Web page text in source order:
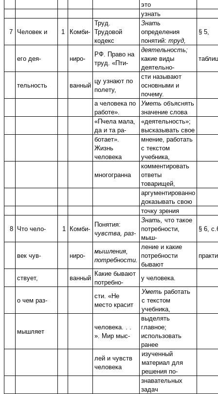
это
узнать
7 Человек и 1 Комби-
Труд.
Трудовой
кодекс
Знать
определения
понятий: труд,
§ 5,
его дея- ниро-
РФ. Право на
труд. «Пти-
деятельность;
какие виды
деятельно-
тельность ванный
цу узнают по
полету,
сти называют
основными и
почему.
а человека по
работе».
Уметь объяснять
значение слова
«Пчела мала,
да и та ра-
«деятельность»;
высказывать свое
ботает».
Жизнь
человека
мнение, работать
с текстом
учебника,
многогранна
комментировать
ответы
товарищей,
аргументированно
доказывать свою
точку зрения
8 Что чело- 1 Комби-
Понятия:
чувства, раз-
Знать, что такое
потребности,
мыш-
§ 6,
век чув- ниро-
мышления,
потребности.
ление и какие
потребности
бывают
ствует, ванный
Какие бывают
потребно-
у человека.
о чем раз-
сти. «Не
место красит
Уметьработать
с текстом
учебника,
мышляет
человека. . .
». Мир мыс-
выделять
главное;
использовать
ранее
лей и чувств
человека
изученный
материал для
решения по-
знавательных
задач